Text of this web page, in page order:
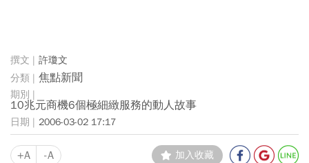
許瓊文
焦點新聞
10兆元商機6個極細緻服務的動人故事
2006-03-02 17:17
+A -A 加入收藏